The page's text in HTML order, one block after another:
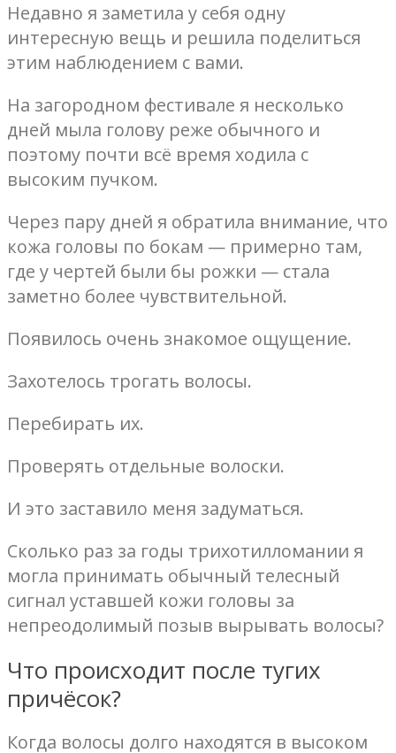
Недавно я заметила у себя одну
интересную вещь и решила поделиться
этим наблюдением с вами.
На загородном фестивале я несколько
дней мыла голову реже обычного и
поэтому почти всё время ходила с
высоким пучком.
Через пару дней я обратила внимание, что
кожа головы по бокам — примерно там,
где у чертей были бы рожки — стала
заметно более чувствительной.
Появилось очень знакомое ощущение.
Захотелось трогать волосы.
Перебирать их.
Проверять отдельные волоски.
И это заставило меня задуматься.
Сколько раз за годы трихотилломании я
могла принимать обычный телесный
сигнал уставшей кожи головы за
непреодолимый позыв вырывать волосы?
Что происходит после тугих
причёсок?
Когда волосы долго находятся в высоком